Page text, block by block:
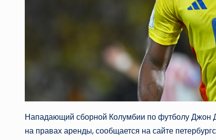
Нападающий сборной Колумбии по футболу Джон
на правах аренды, сообщается на сайте